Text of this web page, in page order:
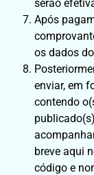
serão
Após
os dados
enviar, em
contendo
breve aqui
código e